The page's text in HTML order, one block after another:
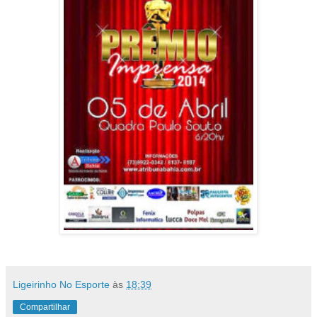
Ligeirinho No Esporte às 18:39
Compartilhar